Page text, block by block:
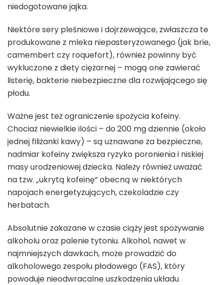
niedogotowane jajka.
Niektóre sery pleśniowe i dojrzewające, zwłaszcza te
produkowane z mleka niepasteryzowanego (jak brie,
camembert czy roquefort), również powinny być
wykluczone z diety ciężarnej – mogą one zawierać
listerię, bakterie niebezpieczne dla rozwijającego się
płodu.
Ważne jest też ograniczenie spożycia kofeiny.
Chociaż niewielkie ilości – do 200 mg dziennie (około
jednej filiżanki kawy) – są uznawane za bezpieczne,
nadmiar kofeiny zwiększa ryzyko poronienia i niskiej
masy urodzeniowej dziecka. Należy również uważać
na tzw. „ukrytą kofeinę” obecną w niektórych
napojach energetyzujących, czekoladzie czy
herbatach.
Absolutnie zakazane w czasie ciąży jest spożywanie
alkoholu oraz palenie tytoniu. Alkohol, nawet w
najmniejszych dawkach, może prowadzić do
alkoholowego zespołu płodowego (FAS), który
powoduje nieodwracalne uszkodzenia układu